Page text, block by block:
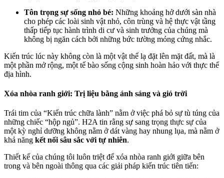
Tôn trọng sự sống nhỏ bé: Những khoảng hở dưới sàn nhà
cho phép các loài sinh vật nhỏ, côn trùng và hệ thực vật tầng
thấp tiếp tục hành trình di cư và sinh trưởng của chúng mà
không bị ngăn cách bởi những bức tường móng cứng nhắc.
Kiến trúc lúc này không còn là một vật thể lạ đặt lên mặt đất, mà là
một phần mở rộng, một tế bào sống cộng sinh hoàn hảo với thực thể
địa hình.
Xóa nhòa ranh giới: Trị liệu bằng ánh sáng và gió trời
Trái tim của “Kiến trúc chữa lành” nằm ở việc phá bỏ sự tù túng của
những chiếc “hộp ngủ”. H2A tin rằng sự sang trọng thực sự của
một kỳ nghỉ dưỡng không nằm ở dát vàng hay nhung lụa, mà nằm ở
khả năng kết nối sâu sắc với tự nhiên.
Thiết kế của chúng tôi luôn triệt để xóa nhòa ranh giới giữa bên
trong và bên ngoài thông qua các giải pháp kiến trúc tiên tiến: